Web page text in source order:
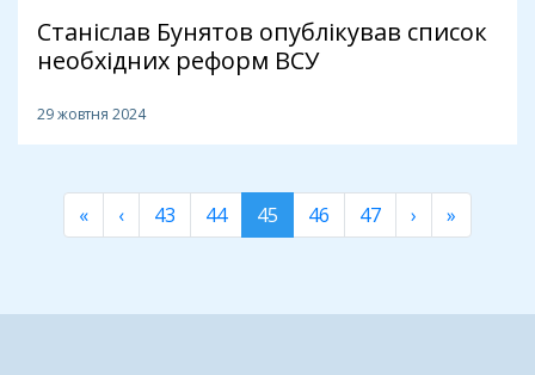
Станіслав Бунятов опублікував список
необхідних реформ ВСУ
29 жовтня 2024
« ‹ 43 44 45 46 47 › »